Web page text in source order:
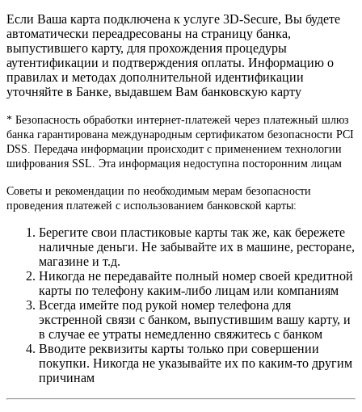
Если Ваша карта подключена к услуге 3D-Secure, Вы будете
автоматически переадресованы на страницу банка,
выпустившего карту, для прохождения процедуры
аутентификации и подтверждения оплаты. Информацию о
правилах и методах дополнительной идентификации
уточняйте в Банке, выдавшем Вам банковскую карту
* Безопасность обработки интернет-платежей через платежный шлюз
банка гарантирована международным сертификатом безопасности PCI
DSS. Передача информации происходит с применением технологии
шифрования SSL. Эта информация недоступна посторонним лицам
Советы и рекомендации по необходимым мерам безопасности
проведения платежей с использованием банковской карты:
Берегите свои пластиковые карты так же, как бережете
наличные деньги. Не забывайте их в машине, ресторане,
магазине и т.д.
Никогда не передавайте полный номер своей кредитной
карты по телефону каким-либо лицам или компаниям
Всегда имейте под рукой номер телефона для
экстренной связи с банком, выпустившим вашу карту, и
в случае ее утраты немедленно свяжитесь с банком
Вводите реквизиты карты только при совершении
покупки. Никогда не указывайте их по каким-то другим
причинам